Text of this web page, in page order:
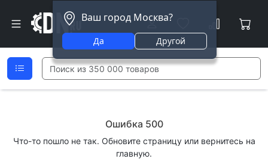
Ваш город Москва?
Да Другой
Ошибка 500
Что-то пошло не так. Обновите страницу или вернитесь на
главную.